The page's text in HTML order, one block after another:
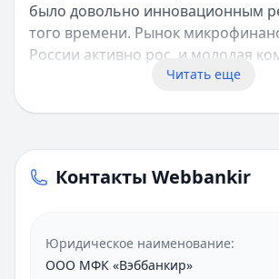
было довольно инновационным
того времени. Рынок
России активно рос, и молодая
смогла найти свое место в этом
Ключевые этапы развития
Развитие компании можно
несколько периодов:
2015-2017 годы: расширение
Читать еще
Контакты Webbankir
Юридическое наименование:
ООО МФК «Вэббанкир»